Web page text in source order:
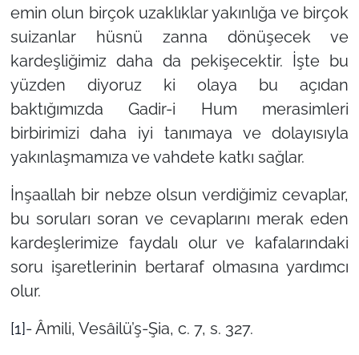
emin olun birçok uzaklıklar yakınlığa ve birçok
suizanlar hüsnü zanna dönüşecek ve
kardeşliğimiz daha da pekişecektir. İşte bu
yüzden diyoruz ki olaya bu açıdan
baktığımızda Gadir-i Hum merasimleri
birbirimizi daha iyi tanımaya ve dolayısıyla
yakınlaşmamıza ve vahdete katkı sağlar.
İnşaallah bir nebze olsun verdiğimiz cevaplar,
bu soruları soran ve cevaplarını merak eden
kardeşlerimize faydalı olur ve kafalarındaki
soru işaretlerinin bertaraf olmasına yardımcı
olur.
[1]- Âmili, Vesâilü’ş-Şia, c. 7, s. 327.